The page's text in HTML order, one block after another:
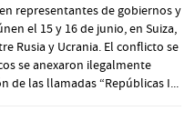
representantes de gobiernos y
el 15 y 16 de junio, en Suiza,
Rusia y Ucrania. El conflicto se
se anexaron ilegalmente
de las llamadas “Repúblicas I...